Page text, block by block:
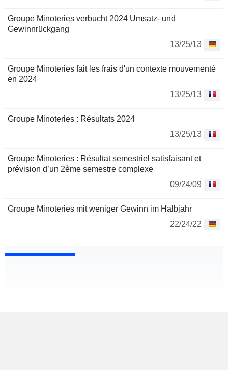
Groupe Minoteries verbucht 2024 Umsatz- und
Gewinnrückgang
13/25/13
Groupe Minoteries fait les frais d'un contexte mouvementé
en 2024
13/25/13
Groupe Minoteries : Résultats 2024
13/25/13
Groupe Minoteries : Résultat semestriel satisfaisant et
prévision d’un 2ème semestre complexe
09/24/09
Groupe Minoteries mit weniger Gewinn im Halbjahr
22/24/22